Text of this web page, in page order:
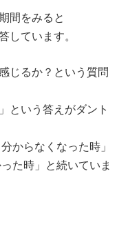
間をみると
しています。
じるか？という質問
という答えがダント
からなくなった時」
た時」と続いていま